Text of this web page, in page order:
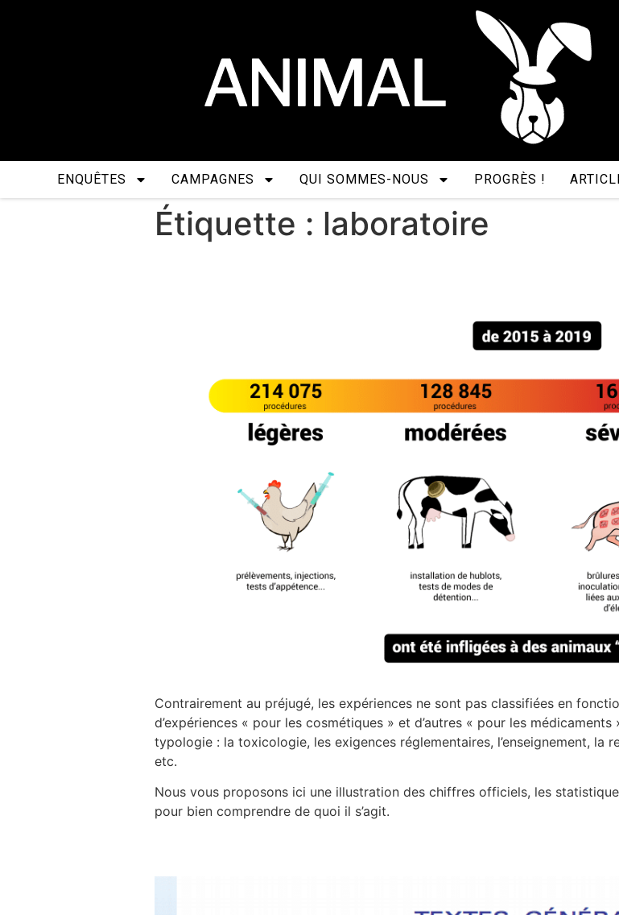
ENQUÊTES CAMPAGNES QUI SOMMES-NOUS PROGRÈS !
Étiquette : laboratoire
Contrairement au préjugé, les expériences ne sont pas classifiées en
d’expériences « pour les cosmétiques » et d’autres « pour les
typologie : la toxicologie, les exigences réglementaires, l’enseignement, la
etc.
Nous vous proposons ici une illustration des chiffres officiels, les
pour bien comprendre de quoi il s’agit.